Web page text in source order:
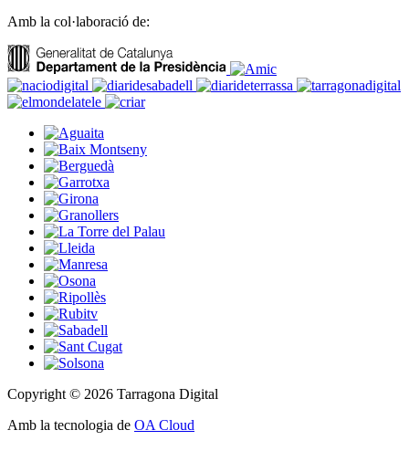
Amb la col·laboració de:
Copyright © 2026 Tarragona Digital
Amb la tecnologia de OA Cloud